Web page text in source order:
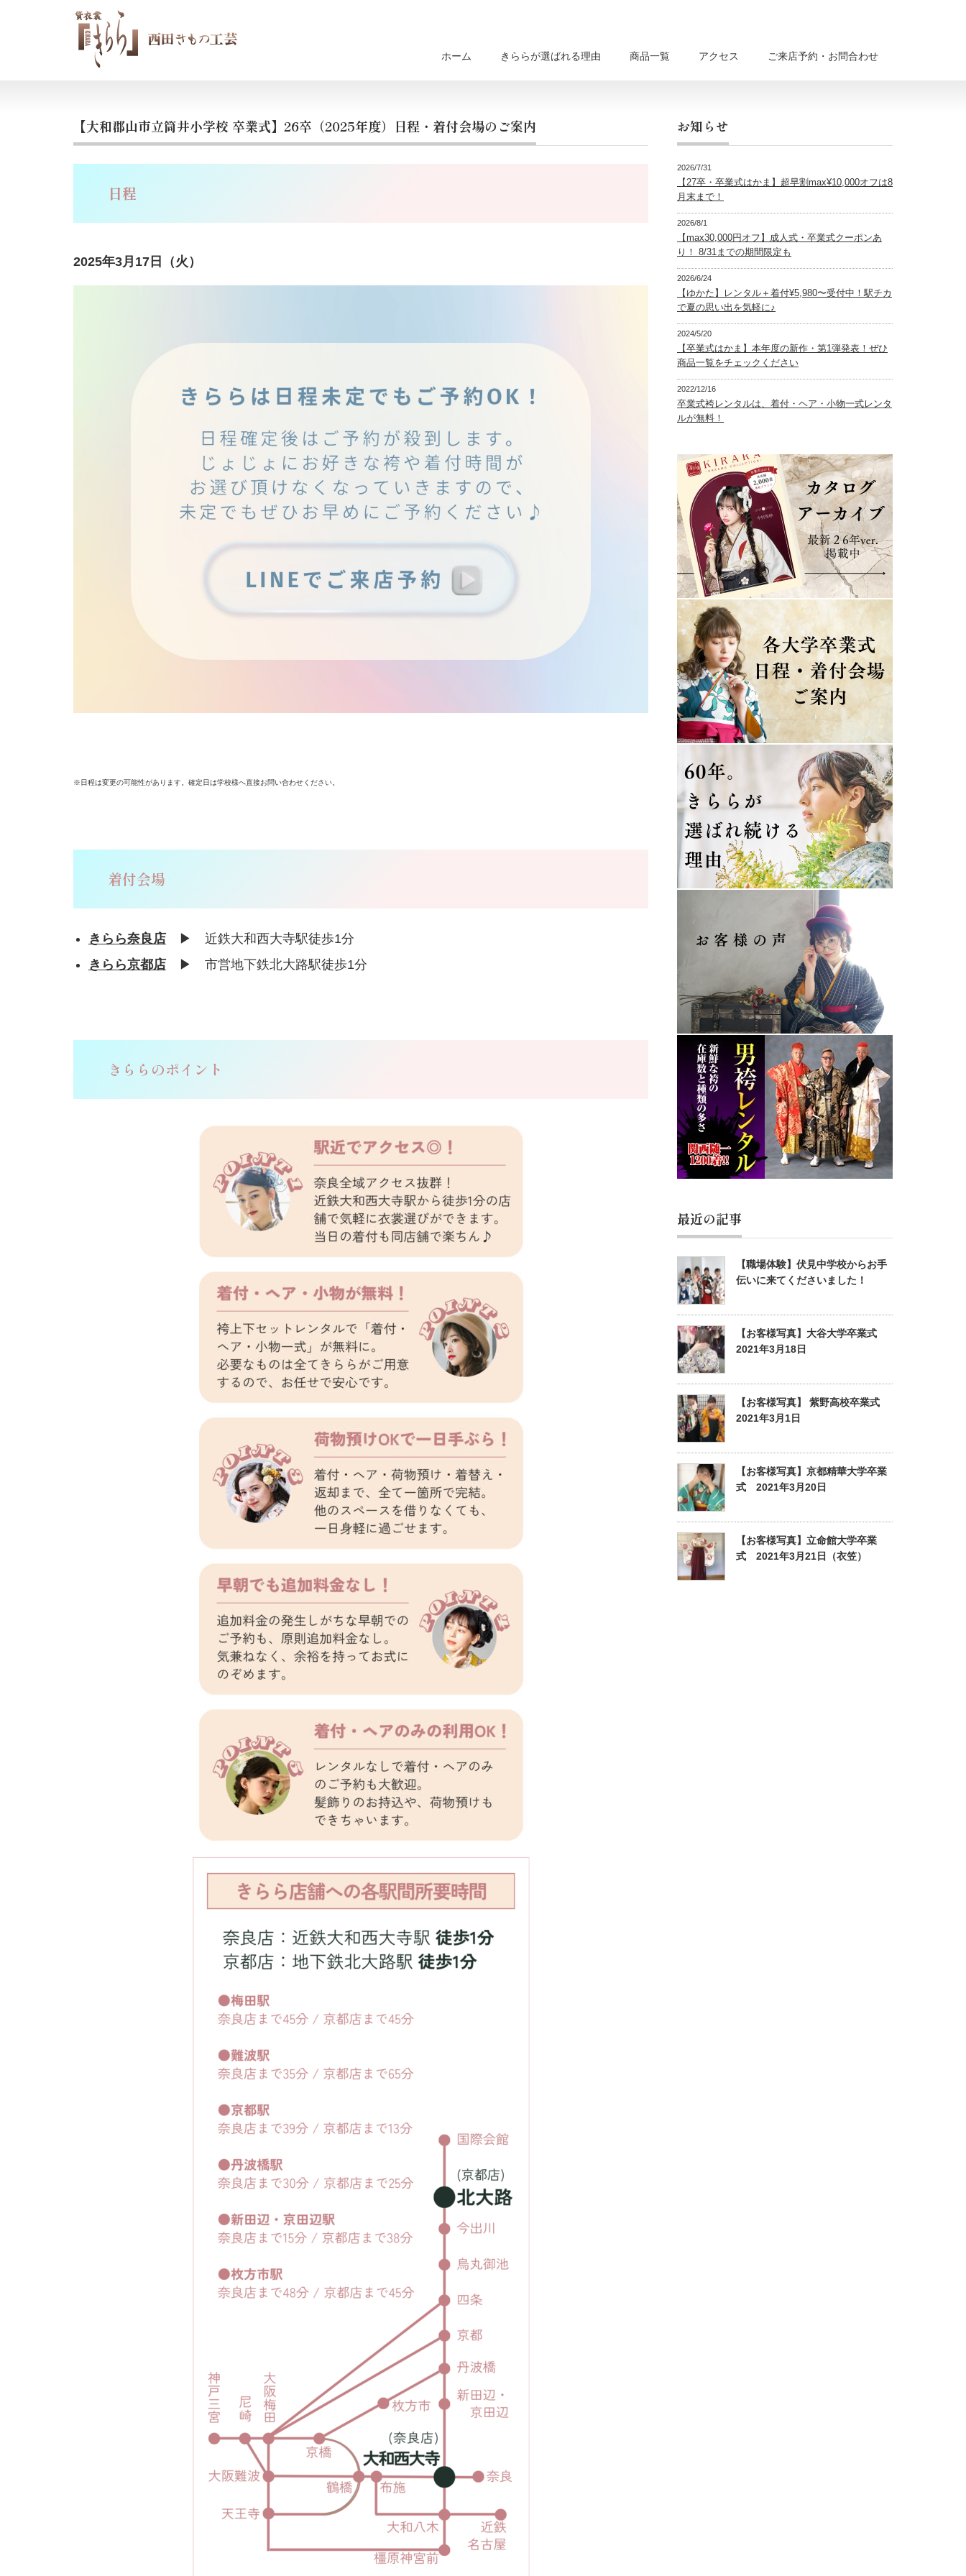
ホーム きららが選ばれる理由 商品一覧 アクセス ご来店予約・お問合わせ
【大和郡山市立筒井小学校 卒業式】26卒（2025年度）日程・着付会場のご案内
日程
2025年3月17日（火）
※日程は変更の可能性があります。確定日は学校様へ直接お問い合わせください。
着付会場
きらら奈良店▶︎ 近鉄大和西大寺駅徒歩1分
きらら京都店▶︎ 市営地下鉄北大路駅徒歩1分
きららのポイント
お知らせ
2026/7/31
【27卒・卒業式はかま】超早割max¥10,000オフは8
月末まで！
2026/8/1
【max30,000円オフ】成人式・卒業式クーポンあ
り！ 8/31までの期間限定も
2026/6/24
【ゆかた】レンタル＋着付¥5,980〜受付中！駅チカ
で夏の思い出を気軽に♪
2024/5/20
【卒業式はかま】本年度の新作・第1弾発表！ぜひ
商品一覧をチェックください
2022/12/16
卒業式袴レンタルは、着付・ヘア・小物一式レンタ
ルが無料！
最近の記事
【職場体験】伏見中学校からお手
伝いに来てくださいました！
【お客様写真】大谷大学卒業式
2021年3月18日
【お客様写真】 紫野高校卒業式
2021年3月1日
【お客様写真】京都精華大学卒業
式 2021年3月20日
【お客様写真】立命館大学卒業
式 2021年3月21日（衣笠）